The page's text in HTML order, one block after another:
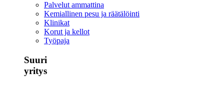
Palvelut ammattina
Kemiallinen pesu ja räätälöinti
Klinikat
Korut ja kellot
Työpaja
Suuri
yritys